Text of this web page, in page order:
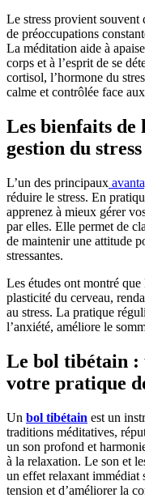
Le stress provient souvent
de préoccupations
La méditation aide à
corps et à l’esprit de se
cortisol, l’hormone du
calme et contrôlée face
Les bienfaits
gestion du stress
L’un des principaux
réduire le stress. En
apprenez à mieux gérer
par elles. Elle permet de
de maintenir une attitude
stressantes.
Les études ont montré
plasticité du cerveau,
au stress. La pratique
l’anxiété, améliore le
Le bol tibétain
votre pratique
Un bol tibétain est un
traditions méditatives,
un son profond et
à la relaxation. Le son et
un effet relaxant immédiat
tension et d’améliorer la